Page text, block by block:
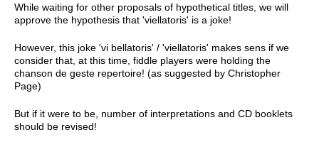
While waiting for other proposals of hypothetical titles, we will
approve the hypothesis that 'viellatoris' is a joke!
However, this joke 'vi bellatoris' / 'viellatoris' makes sens if we
consider that, at this time, fiddle players were holding the
chanson de geste repertoire! (as suggested by Christopher
Page)
But if it were to be, number of interpretations and CD booklets
should be revised!